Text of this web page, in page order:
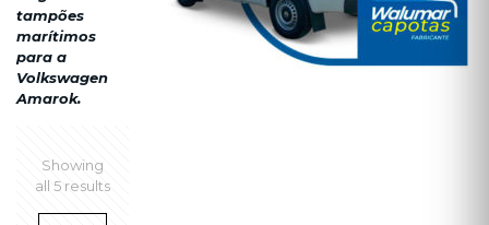
tampões
marítimos
para a
Volkswagen
Amarok.
Showing
all 5 results